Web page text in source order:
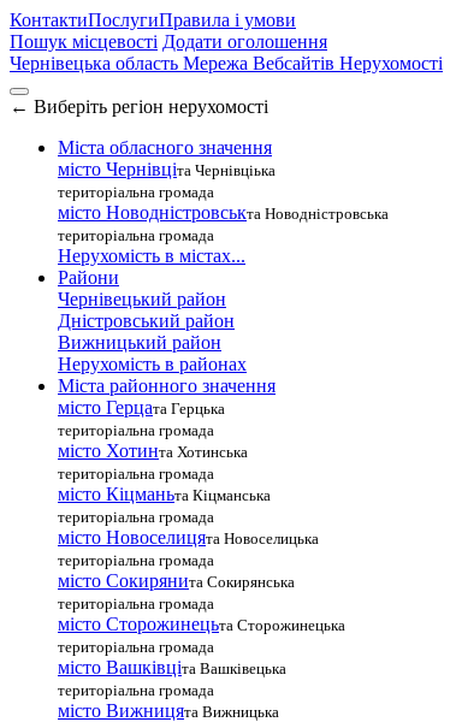
КонтактиПослугиПравила і умови
Пошук місцевості Додати оголошення
Чернівецька область Мережа Вебсайтів Нерухомості
← Виберіть регіон нерухомості
Міста обласного значення
місто Чернівціта Чернівціька
територіальна громада
місто Новодністровськта Новодністровська
територіальна громада
Нерухомість в містах...
Райони
Чернівецький район
Дністровський район
Вижницький район
Нерухомість в районах
Міста районного значення
місто Герцата Герцька
територіальна громада
місто Хотинта Хотинська
територіальна громада
місто Кіцманьта Кіцманська
територіальна громада
місто Новоселицята Новоселицька
територіальна громада
місто Сокирянита Сокирянська
територіальна громада
місто Сторожинецьта Сторожинецька
територіальна громада
місто Вашківціта Вашківецька
територіальна громада
місто Вижницята Вижницька